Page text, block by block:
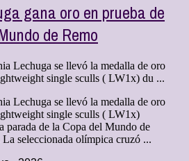
gana oro en prueba de
de Remo
Lechuga se llevó la medalla de oro
single sculls ( LW1x) du ...
Lechuga se llevó la medalla de oro
single sculls ( LW1x)
parada de la Copa del Mundo de
seleccionada olímpica cruzó ...